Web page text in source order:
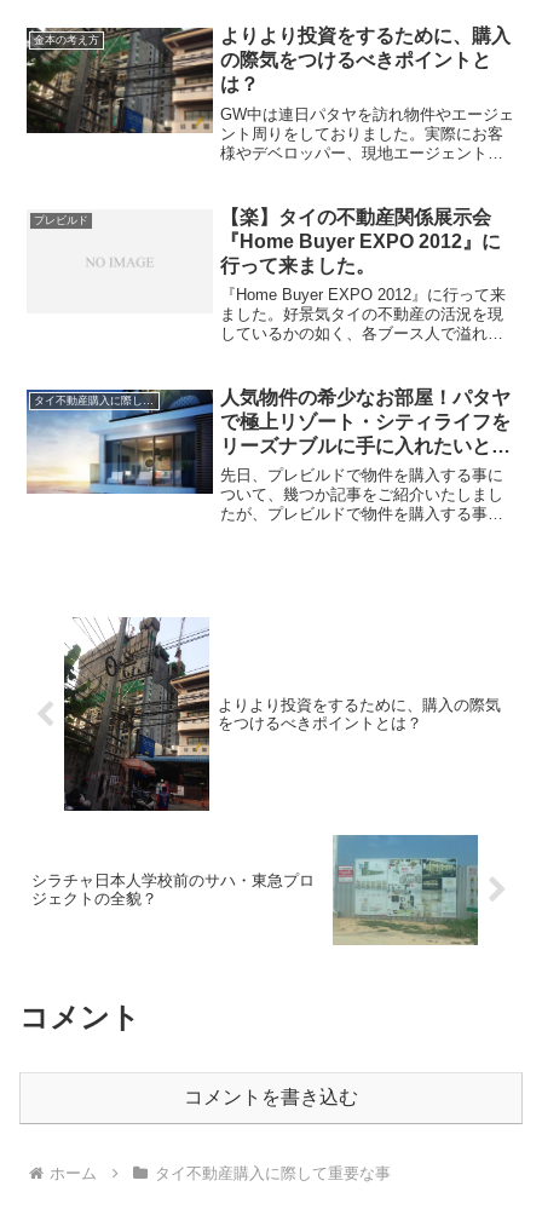
ンドがあるが、リセール、または賃貸に
出すためにはどうした...
金本の考え方
よりより投資をするために、購入
の際気をつけるべきポイントと
は？
GW中は連日パタヤを訪れ物件やエージェ
ント周りをしておりました。実際にお客
様やデベロッパー、現地エージェントの
クト、建設中プロジェクト、完成済み物
件などいろいろ見て回っ...
プレビルド
【楽】タイの不動産関係展示会
『Home Buyer EXPO 2012』に
行って来ました。
『Home Buyer EXPO 2012』に行って来
ました。好景気タイの不動産の活況を現
しているかの如く、各ブース人で溢れ、
ばらな時にめぼしい所を回ることが出来
たた...
タイ不動産購入に際して重要な事
人気物件の希少なお部屋！パタヤ
で極上リゾート・シティライフを
リーズナブルに手に入れたいと思
っておられる方へ！
先日、プレビルドで物件を購入する事に
ついて、幾つか記事をご紹介いたしまし
たが、プレビルドで物件を購入する事の
よりより投資をするために、購入の際気
をつけるべきポイントとは？
シラチャ日本人学校前のサハ・東急プロ
ジェクトの全貌？
コメント
コメントを書き込む
ホーム タイ不動産購入に際して重要な事